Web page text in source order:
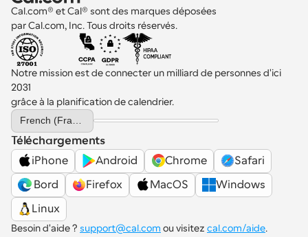
Cal.com® et Cal® sont des marques déposées
par Cal.com, Inc. Tous droits réservés.
Notre mission est de connecter un milliard de personnes d'ici
2031
grâce à la planification de calendrier.
Select Language
Téléchargements
iPhone
Android Chrome
Safari
Bord
Firefox MacOS
Windows
Linux
Besoin d'aide ? support@cal.com ou visitez cal.com/aide.